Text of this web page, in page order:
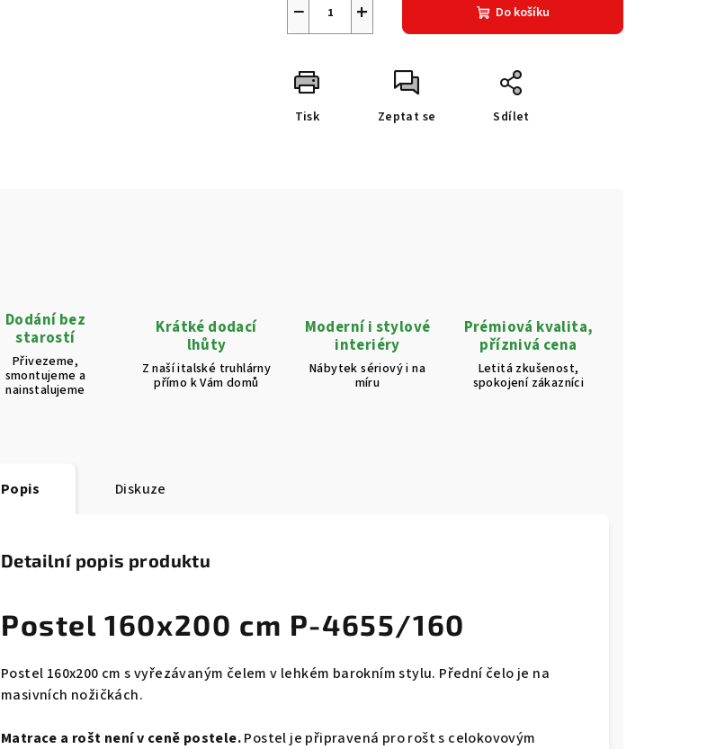
+
− Do košíku
Tisk Zeptat se Sdílet
Dodání bez
starostí
Přivezeme,
smontujeme a
nainstalujeme
Krátké dodací
lhůty
Z naší italské truhlárny
přímo k Vám domů
Moderní i stylové
interiéry
Nábytek sériový i na
míru
Prémiová kvalita,
příznivá cena
Letitá zkušenost,
spokojení zákazníci
Popis Diskuze
Detailní popis produktu
Postel 160x200 cm P-4655/160
Postel 160x200 cm s vyřezávaným čelem v lehkém barokním stylu. Přední čelo je na
masivních nožičkách.
Matrace a rošt není v ceně postele.Postel je připravená pro rošt s celokovovým